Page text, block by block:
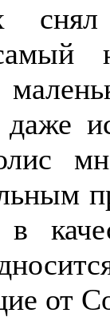
от